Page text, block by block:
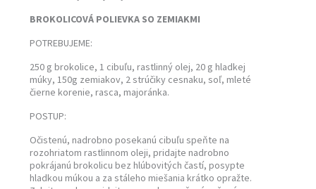
BROKOLICOVÁ POLIEVKA SO ZEMIAKMI
POTREBUJEME:
250 g brokolice, 1 cibuľu, rastlinný olej, 20 g hladkej
múky, 150g zemiakov, 2 strúčiky cesnaku, soľ, mleté
čierne korenie, rasca, majoránka.
POSTUP:
Očistenú, nadrobno posekanú cibuľu speňte na
rozohriatom rastlinnom oleji, pridajte nadrobno
pokrájanú brokolicu bez hlúbovitých častí, posypte
hladkou múkou a za stáleho miešania krátko opražte.